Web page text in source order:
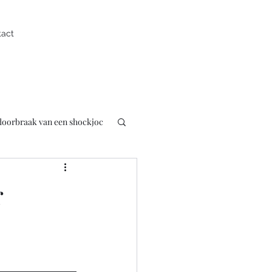
van een shockjoc
Presentator